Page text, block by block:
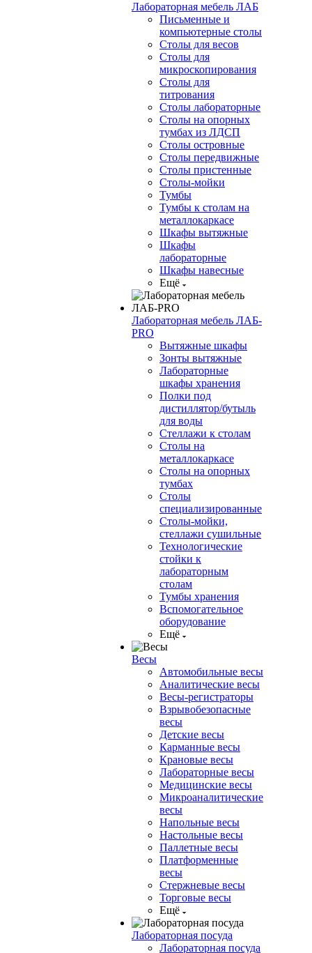
Лабораторная мебель ЛАБ
Письменные и
компьютерные столы
Столы для весов
Столы для
микроскопирования
Столы для
титрования
Столы лабораторные
Столы на опорных
тумбах из ЛДСП
Столы островные
Столы передвижные
Столы пристенные
Столы-мойки
Тумбы
Тумбы к столам на
металлокаркасе
Шкафы вытяжные
Шкафы
лабораторные
Шкафы навесные
Ещё
Лабораторная мебель ЛАБ-
PRO
Вытяжные шкафы
Зонты вытяжные
Лабораторные
шкафы хранения
Полки под
дистиллятор/бутыль
для воды
Стеллажи к столам
Столы на
металлокаркасе
Столы на опорных
тумбах
Столы
специализированные
Столы-мойки,
стеллажи сушильные
Технологические
стойки к
лабораторным
столам
Тумбы хранения
Вспомогательное
оборудование
Ещё
Весы
Автомобильные весы
Аналитические весы
Весы-регистраторы
Взрывобезопасные
весы
Детские весы
Карманные весы
Крановые весы
Лабораторные весы
Медицинские весы
Микроаналитические
весы
Напольные весы
Настольные весы
Паллетные весы
Платформенные
весы
Стержневые весы
Торговые весы
Ещё
Лабораторная посуда
Лабораторная посуда